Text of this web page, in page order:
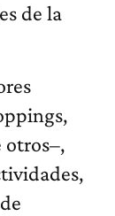
de la
otros–,